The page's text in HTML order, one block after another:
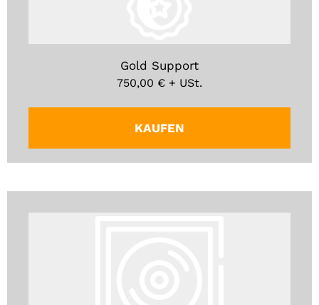
Gold Support
750,00 € + USt.
KAUFEN